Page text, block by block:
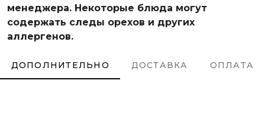
менеджера. Некоторые блюда могут
содержать следы орехов и других
аллергенов.
ДОПОЛНИТЕЛЬНО ДОСТАВКА ОПЛАТА